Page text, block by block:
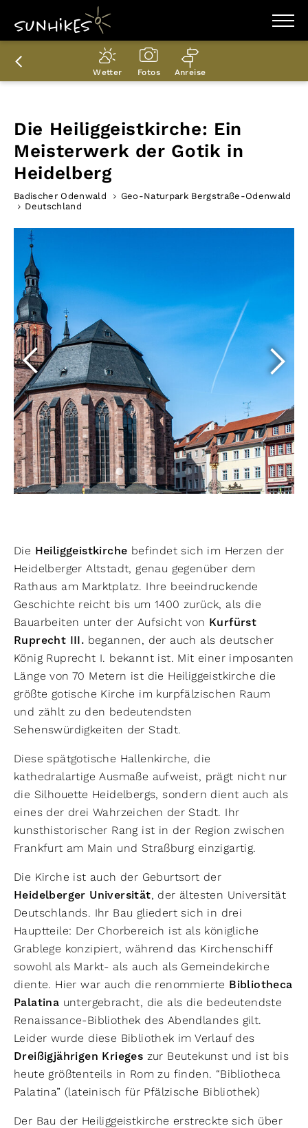
WANDERZIELE
WANDERUNGEN
ENTDECKEN
PLANER
Wetter Fotos Anreise
Die Heiliggeistkirche: Ein
Meisterwerk der Gotik in
Heidelberg
Badischer Odenwald
Geo-Naturpark Bergstraße-Odenwald
Deutschland
Die Heiliggeistkirche befindet sich im Herzen der
Heidelberger Altstadt, genau gegenüber dem
Rathaus am Marktplatz. Ihre beeindruckende
Geschichte reicht bis um 1400 zurück, als die
Bauarbeiten unter der Aufsicht von Kurfürst
Ruprecht III. begannen, der auch als deutscher
König Ruprecht I. bekannt ist. Mit einer imposanten
Länge von 70 Metern ist die Heiliggeistkirche die
größte gotische Kirche im kurpfälzischen Raum
und zählt zu den bedeutendsten
Sehenswürdigkeiten der Stadt.
Diese spätgotische Hallenkirche, die
kathedralartige Ausmaße aufweist, prägt nicht nur
die Silhouette Heidelbergs, sondern dient auch als
eines der drei Wahrzeichen der Stadt. Ihr
kunsthistorischer Rang ist in der Region zwischen
Frankfurt am Main und Straßburg einzigartig.
Die Kirche ist auch der Geburtsort der
Heidelberger Universität, der ältesten Universität
Deutschlands. Ihr Bau gliedert sich in drei
Hauptteile: Der Chorbereich ist als königliche
Grablege konzipiert, während das Kirchenschiff
sowohl als Markt- als auch als Gemeindekirche
diente. Hier war auch die renommierte Bibliotheca
Palatina untergebracht, die als die bedeutendste
Renaissance-Bibliothek des Abendlandes gilt.
Leider wurde diese Bibliothek im Verlauf des
Dreißigjährigen Krieges zur Beutekunst und ist bis
heute größtenteils in Rom zu finden. “Bibliotheca
Palatina” (lateinisch für Pfälzische Bibliothek)
Der Bau der Heiliggeistkirche erstreckte sich über